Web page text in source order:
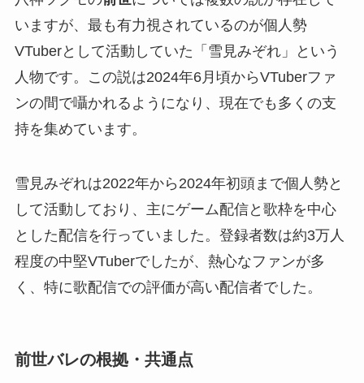
いますが、最も有力視されているのが個人勢
VTuberとして活動していた「雪見みぞれ」という
人物です。この説は2024年6月頃からVTuberファ
ンの間で囁かれるようになり、現在でも多くの支
持を集めています。
雪見みぞれは2022年から2024年初頭まで個人勢と
して活動しており、主にゲーム配信と歌枠を中心
とした配信を行っていました。登録者数は約3万人
程度の中堅VTuberでしたが、熱心なファンが多
く、特に歌配信での評価が高い配信者でした。
前世バレの根拠・共通点